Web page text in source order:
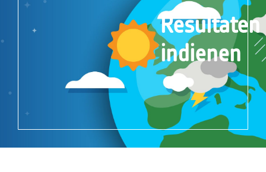
Resultaten
indienen